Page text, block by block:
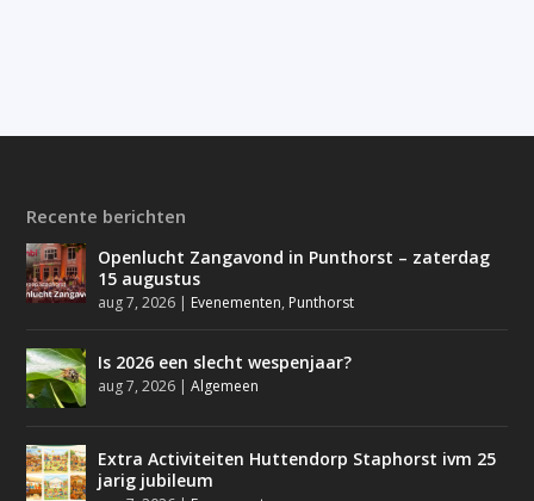
Recente berichten
Openlucht Zangavond in Punthorst – zaterdag
15 augustus
aug 7, 2026 | Evenementen, Punthorst
Is 2026 een slecht wespenjaar?
aug 7, 2026 |Algemeen
Extra Activiteiten Huttendorp Staphorst ivm 25
jarig jubileum